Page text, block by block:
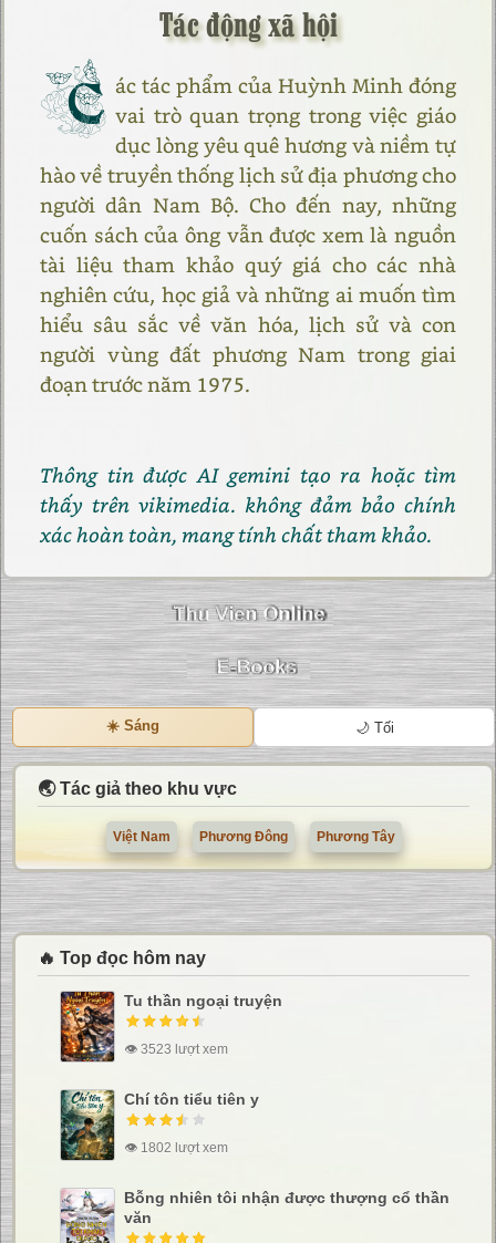
Tác động xã hội
C ác tác phẩm của Huỳnh Minh đóng
vai trò quan trọng trong việc giáo
dục lòng yêu quê hương và niềm tự
hào về truyền thống lịch sử địa phương cho
người dân Nam Bộ. Cho đến nay, những
cuốn sách của ông vẫn được xem là nguồn
tài liệu tham khảo quý giá cho các nhà
nghiên cứu, học giả và những ai muốn tìm
hiểu sâu sắc về văn hóa, lịch sử và con
người vùng đất phương Nam trong giai
đoạn trước năm 1975.
Thông tin được AI gemini tạo ra hoặc tìm
thấy trên vikimedia. không đảm bảo chính
xác hoàn toàn, mang tính chất tham khảo.
☀️ Sáng 🌙 Tối
🌏 Tác giả theo khu vực
Việt Nam Phương Đông Phương Tây
🔥 Top đọc hôm nay
Tu thần ngoại truyện
👁 3523 lượt xem
Chí tôn tiểu tiên y
👁 1802 lượt xem
Bỗng nhiên tôi nhận được thượng cổ thần
văn